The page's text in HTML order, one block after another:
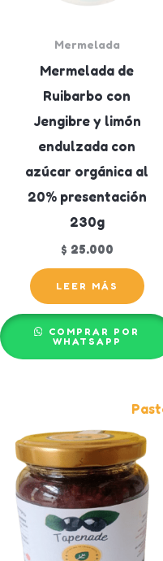
Mermelada
Mermelada de
Ruibarbo con
Jengibre y limón
endulzada con
azúcar orgánica al
20% presentación
230g
$ 25.000
LEER MÁS
COMPRAR POR
WHATSAPP